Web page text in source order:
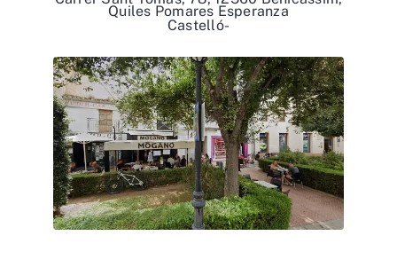
Quiles Pomares Esperanza
Castelló-